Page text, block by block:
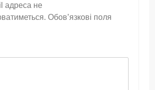
адреса не
Обов’язкові поля